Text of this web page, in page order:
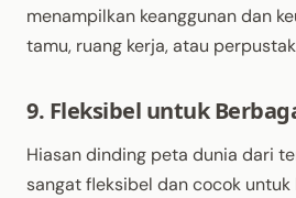
menampilkan keanggunan dan
tamu, ruang kerja, atau
9. Fleksibel untuk
Hiasan dinding peta dunia dari
sangat fleksibel dan cocok